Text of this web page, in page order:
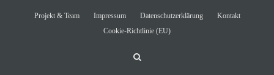
Projekt & Team Impressum Datenschutzerklärung
Kontakt
Cookie-Richtlinie (EU)